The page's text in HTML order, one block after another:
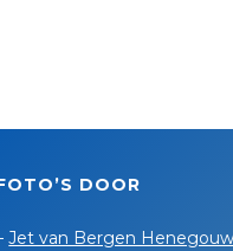
DOOR
Jet van Bergen